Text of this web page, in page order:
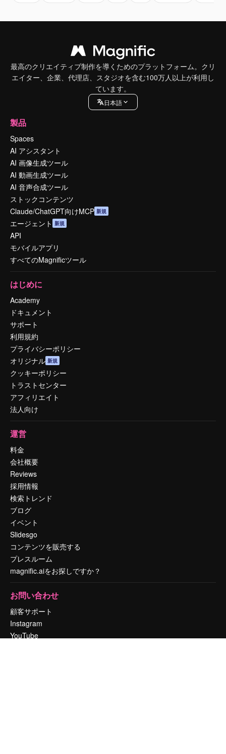
最高のクリエイティブ制作を導くためのプラットフォーム。クリ
エイター、企業、代理店、スタジオを含む100万人以上が利用し
ています。
日本語
製品
Spaces
AI アシスタント
AI 画像生成ツール
AI 動画生成ツール
AI 音声合成ツール
ストックコンテンツ
Claude/ChatGPT向けMCP 新規
エージェント 新規
API
モバイルアプリ
すべてのMagnificツール
はじめに
Academy
ドキュメント
サポート
利用規約
プライバシーポリシー
オリジナル 新規
クッキーポリシー
トラストセンター
アフィリエイト
法人向け
運営
料金
会社概要
Reviews
採用情報
検索トレンド
ブログ
イベント
Slidesgo
コンテンツを販売する
プレスルーム
magnific.aiをお探しですか？
お問い合わせ
顧客サポート
Instagram
YouTube